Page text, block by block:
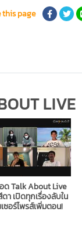
this page
LIVE
Talk About Live
ดา เปิดทุกเรื่องลับใน
ซอร์ไพรส์เพิ่มตอน!